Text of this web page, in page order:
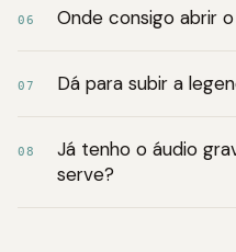
06 Onde consigo abrir
07 Dá para subir a
08
Já tenho o áudio
serve?